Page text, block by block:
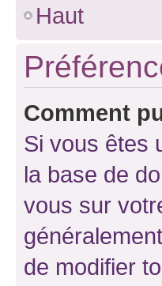
Haut
Comment
Si vous êtes
la base de
vous sur
de modifier